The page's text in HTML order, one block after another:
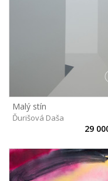
Malý stín
Ďurišová Daša
29